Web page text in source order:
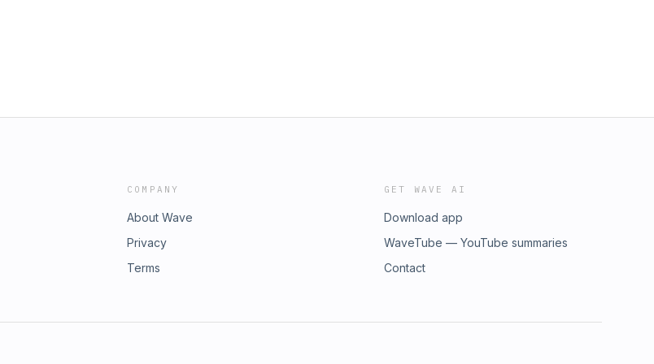
COMPANY
About Wave
Privacy
Terms
GET WAVE AI
Download app
WaveTube — YouTube summaries
Contact